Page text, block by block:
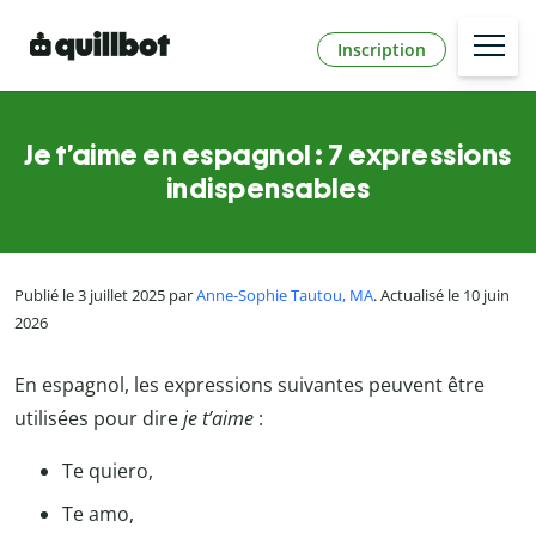
Inscription
Je t’aime en espagnol : 7 expressions
indispensables
Publié le 3 juillet 2025 parAnne-Sophie Tautou, MA. Actualisé le 10 juin
2026
En espagnol, les expressions suivantes peuvent être
utilisées pour direje t’aime :
Te quiero,
Te amo,